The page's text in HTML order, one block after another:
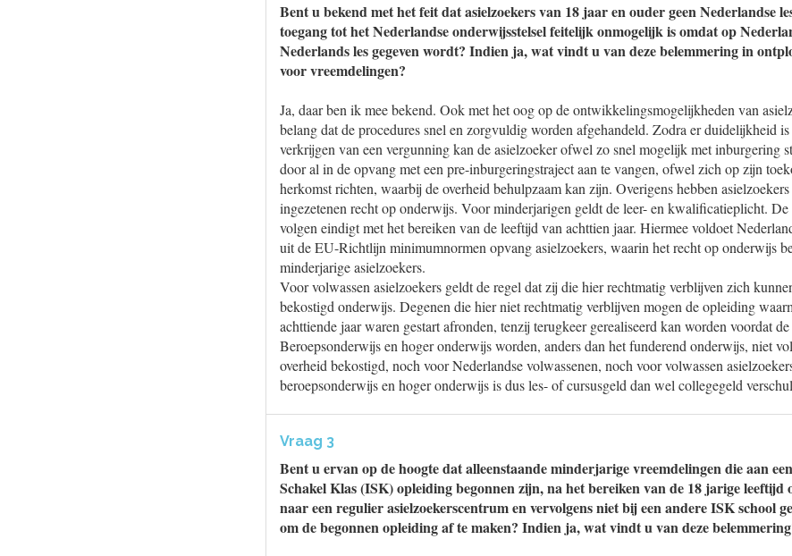
Bent u bekend met het feit dat asielzoekers van 18 jaar en ouder geen Nederlandse
toegang tot het Nederlandse onderwijsstelsel feitelijk onmogelijk is omdat op
Nederlands les gegeven wordt? Indien ja, wat vindt u van deze belemmering in
voor vreemdelingen?
Ja, daar ben ik mee bekend. Ook met het oog op de ontwikkelingsmogelijkheden van
belang dat de procedures snel en zorgvuldig worden afgehandeld. Zodra er duidelijkheid
verkrijgen van een vergunning kan de asielzoeker ofwel zo snel mogelijk met inburgering
door al in de opvang met een pre-inburgeringstraject aan te vangen, ofwel zich op zijn
herkomst richten, waarbij de overheid behulpzaam kan zijn. Overigens hebben
ingezetenen recht op onderwijs. Voor minderjarigen geldt de leer- en kwalificatieplicht.
volgen eindigt met het bereiken van de leeftijd van achttien jaar. Hiermee voldoet
uit de EU-Richtlijn minimumnormen opvang asielzoekers, waarin het recht op onderwijs
minderjarige asielzoekers.
Voor volwassen asielzoekers geldt de regel dat zij die hier rechtmatig verblijven zich
bekostigd onderwijs. Degenen die hier niet rechtmatig verblijven mogen de opleiding
achttiende jaar waren gestart afronden, tenzij terugkeer gerealiseerd kan worden voordat
Beroepsonderwijs en hoger onderwijs worden, anders dan het funderend onderwijs, niet
overheid bekostigd, noch voor Nederlandse volwassenen, noch voor volwassen
beroepsonderwijs en hoger onderwijs is dus les- of cursusgeld dan wel collegegeld
Vraag 3
Bent u ervan op de hoogte dat alleenstaande minderjarige vreemdelingen die aan
Schakel Klas (ISK) opleiding begonnen zijn, na het bereiken van de 18 jarige leeftijd
naar een regulier asielzoekerscentrum en vervolgens niet bij een andere ISK school
om de begonnen opleiding af te maken? Indien ja, wat vindt u van deze